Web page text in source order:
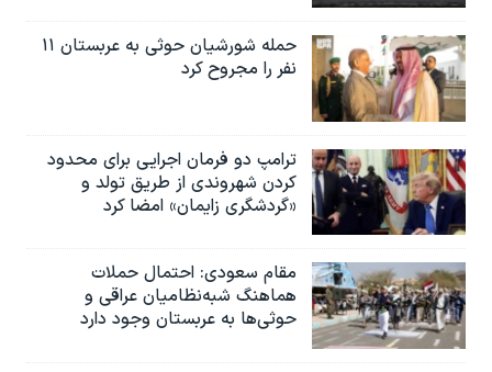
حمله شورشیان حوثی به عربستان ۱۱
نفر را مجروح کرد
ترامپ دو فرمان اجرایی برای محدود
کردن شهروندی از طریق تولد و
«گردشگری زایمان» امضا کرد
مقام سعودی: احتمال حملات
هماهنگ شبه‌نظامیان عراقی و
حوثی‌ها به عربستان وجود دارد